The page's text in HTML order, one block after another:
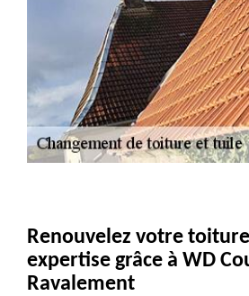
Renouvelez votre
expertise grâce à WD
Ravalement